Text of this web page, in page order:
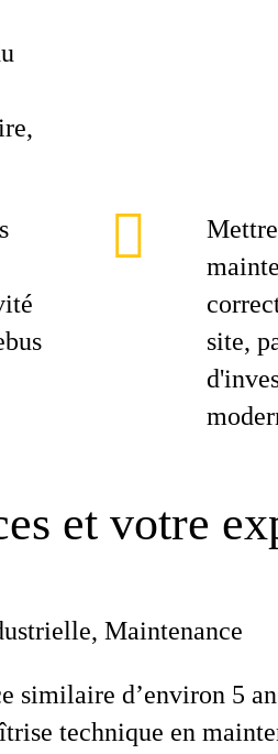
site,
et votre
Maintenance
similaire d’environ 5
technique en